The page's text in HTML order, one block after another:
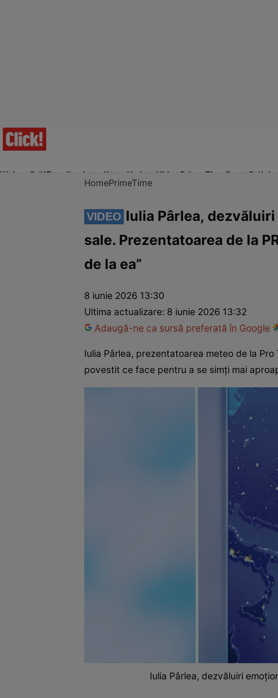
Ultima Oră!Trending Actualitate Vedete Video Prime Time SportStil de
Românii au talentSurvivor România Chefi la cuțite
HomePrimeTime
VIDEO Iulia Pârlea,
sale. Prezentatoarea de la
de la ea”
8 iunie 2026 13:30
Ultima actualizare: 8 iunie 2026 13:32
Adaugă-ne ca sursă preferată în Google
Iulia Pârlea, prezentatoarea meteo de la
povestit ce face pentru a se simți mai
Iulia Pârlea, dezvăluiri